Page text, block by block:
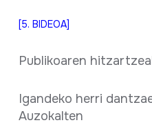
[5. BIDEOA]
Publikoaren
Igandeko herri
Auzokalten